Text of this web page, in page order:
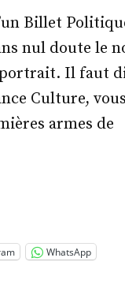
Billet
nul doute le
Il faut
Culture,
armes de
WhatsApp